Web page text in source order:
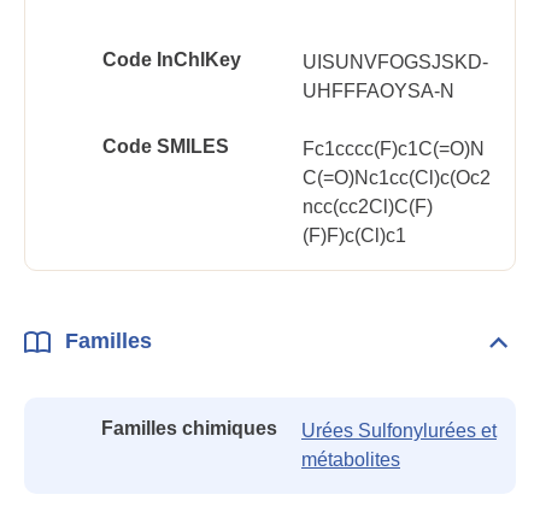
Code InChlKey
UISUNVFOGSJSKD-
UHFFFAOYSA-N
Code SMILES
Fc1cccc(F)c1C(=O)N
C(=O)Nc1cc(Cl)c(Oc2
ncc(cc2Cl)C(F)
(F)F)c(Cl)c1
Familles
Familles chimiques
Urées Sulfonylurées et
métabolites